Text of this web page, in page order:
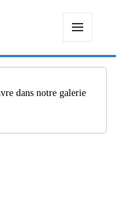
ET
WIDGETS
dans notre galerie